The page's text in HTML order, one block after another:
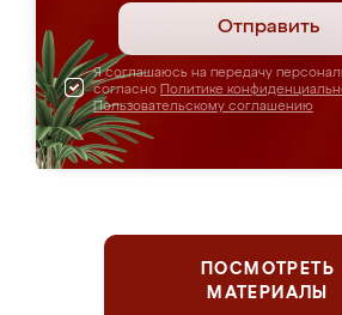
Отправить
Я соглашаюсь на передачу
согласно Политике
Пользовательскому соглашению
ПОСМОТРЕТЬ
МАТЕРИАЛЫ